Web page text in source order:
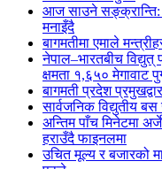
आज साउने सङ्क्रान्ति:
मनाइँदै
बागमतीमा एमाले
नेपाल–भारतबीच विद्युत्
क्षमता १,६५० मेगावाट
बागमती प्रदेश
सार्वजनिक विद्युतीय
अन्तिम पाँच मिनेटमा
हराउँदै फाइनलमा
उचित मूल्य र बजारको